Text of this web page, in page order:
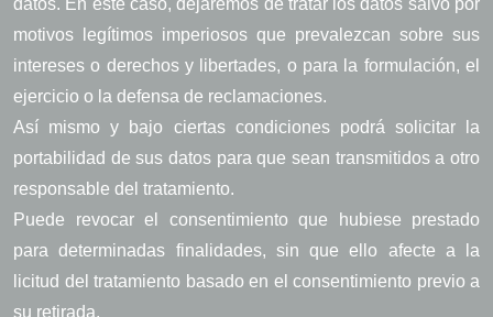
datos. En este caso, dejaremos de tratar los datos salvo por
motivos legítimos imperiosos que prevalezcan sobre sus
intereses o derechos y libertades, o para la formulación, el
ejercicio o la defensa de reclamaciones.
Así mismo y bajo ciertas condiciones podrá solicitar la
portabilidad de sus datos para que sean transmitidos a otro
responsable del tratamiento.
Puede revocar el consentimiento que hubiese prestado
para determinadas finalidades, sin que ello afecte a la
licitud del tratamiento basado en el consentimiento previo a
su retirada.